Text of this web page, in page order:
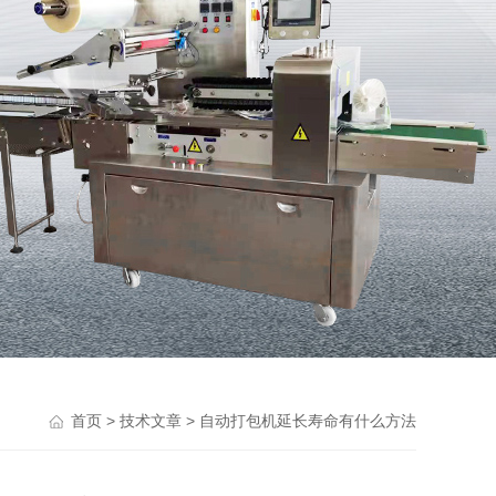
首页 > 技术文章 > 自动打包机延长寿命有什么方法